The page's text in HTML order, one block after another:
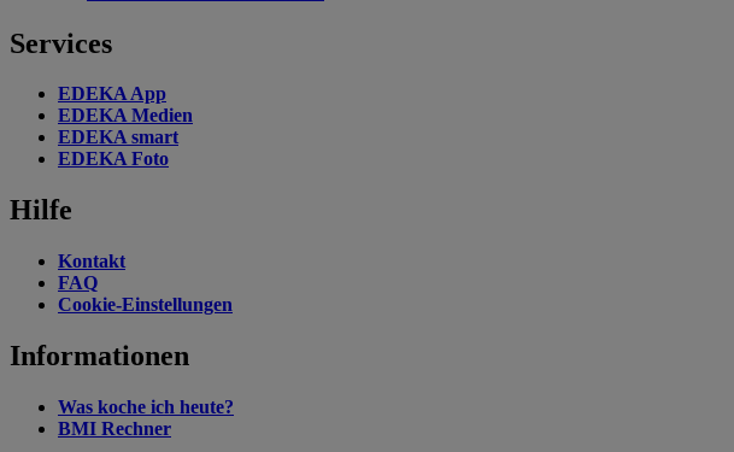
Services
EDEKA App
EDEKA Medien
EDEKA smart
EDEKA Foto
Hilfe
Kontakt
FAQ
Cookie-Einstellungen
Informationen
Was koche ich heute?
BMI Rechner